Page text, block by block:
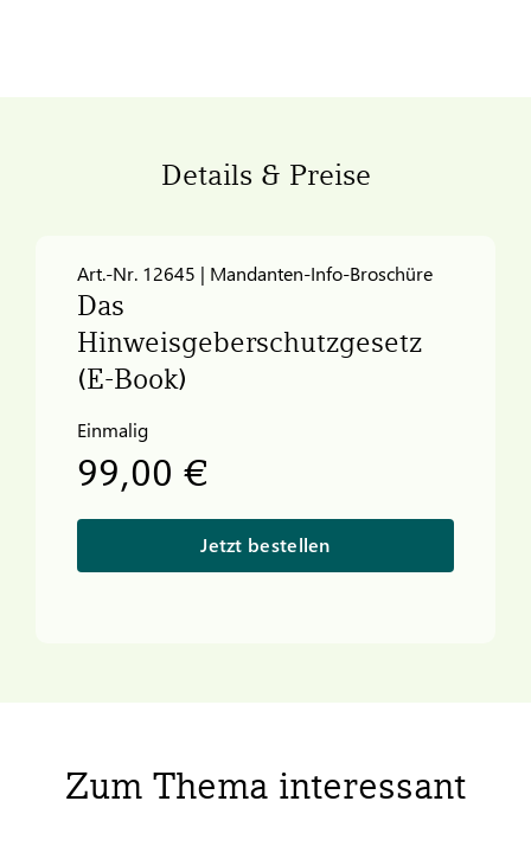
Details & Preise
Art.-Nr. 12645 | Mandanten-Info-Broschüre
Das
Hinweisgeberschutzgesetz
(E-Book)
Einmalig
99,00 €
Jetzt bestellen
Zum Thema interessant